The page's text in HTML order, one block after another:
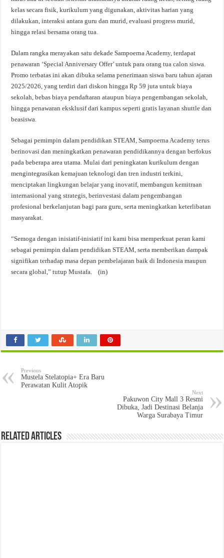
kelas secara fisik, kurikulum yang digunakan, aktivitas harian yang
dilakukan, interaksi antara guru dan murid, evaluasi progress murid,
hingga relasi bersama orang tua.
Dalam rangka merayakan satu dekade Sampoerna Academy, terdapat
penawaran ‘Special Anniversary Offer’ untuk para orang tua calon siswa.
Promo terbatas ini akan dibuka selama penerimaan siswa baru tahun ajaran
2025/2026, yang terdiri dari diskon hingga Rp 59 juta untuk biaya
sekolah, bebas biaya pendaftaran ataupun biaya pengembangan sekolah,
hingga penawaran eksklusif dari kampus seperti gratis layanan shuttle dan
beasiswa.
Sebagai pemimpin dalam pendidikan STEAM, Sampoerna Academy terus
berinovasi dan meningkatkan penawaran pendidikannya dengan berfokus
pada beberapa area utama. Mulai dari peningkatan kurikulum dengan
mengintegrasikan kemajuan teknologi dan tren industri terkini,
menciptakan lingkungan belajar yang inovatif, membangun kemitraan
internasional yang strategis, berinvestasi dalam pengembangan
profesional berkelanjutan bagi para guru, serta meningkatkan keterlibatan
masyarakat.
“Semoga dengan inisiatif-inisiatif ini kami bisa memperkuat peran kami
sebagai pemimpin dalam pendidikan STEAM, serta memberikan dampak
signifikan terhadap masa depan pembelajaran baik di Indonesia maupun
secara global,” tutup Mustafa. (in)
Previous
Mustela Stelatopia+ Era Baru
Perawatan Kulit Atopik
Next
Pakuwon City Mall 3 Resmi
Dibuka, Jadi Destinasi Belanja
Warga Surabaya Timur
Related Articles